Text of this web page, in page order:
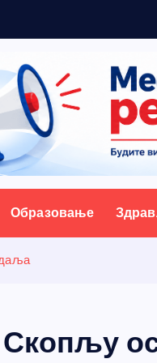
Образовање
Скопљу